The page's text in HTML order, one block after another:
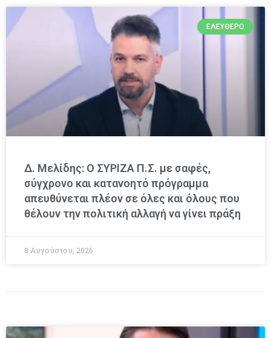
ΕΛΕΎΘΕΡΟ
Δ. Μελίδης: Ο ΣΥΡΙΖΑ Π.Σ. με σαφές,
σύγχρονο και κατανοητό πρόγραμμα
απευθύνεται πλέον σε όλες και όλους που
θέλουν την πολιτική αλλαγή να γίνει πράξη
8 Αυγούστου, 2026